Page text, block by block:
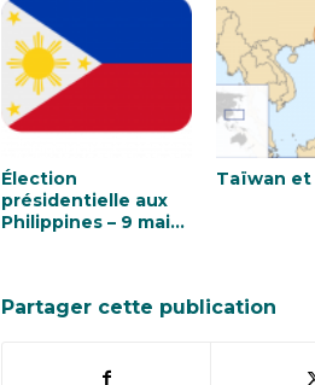
Élection
présidentielle aux
Philippines – 9 mai
Taïwan et
Partager cette publication